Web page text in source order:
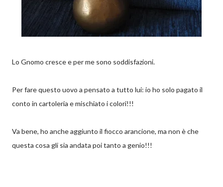
Lo Gnomo cresce e per me sono soddisfazioni.
Per fare questo uovo a pensato a tutto lui: io ho solo pagato il
conto in cartoleria e mischiato i colori!!!
Va bene, ho anche aggiunto il fiocco arancione, ma non è che
questa cosa gli sia andata poi tanto a genio!!!